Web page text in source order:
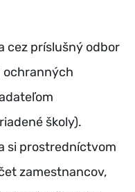
cez príslušný odbor
ochranných
školy).
si prostredníctvom
zamestnancov,